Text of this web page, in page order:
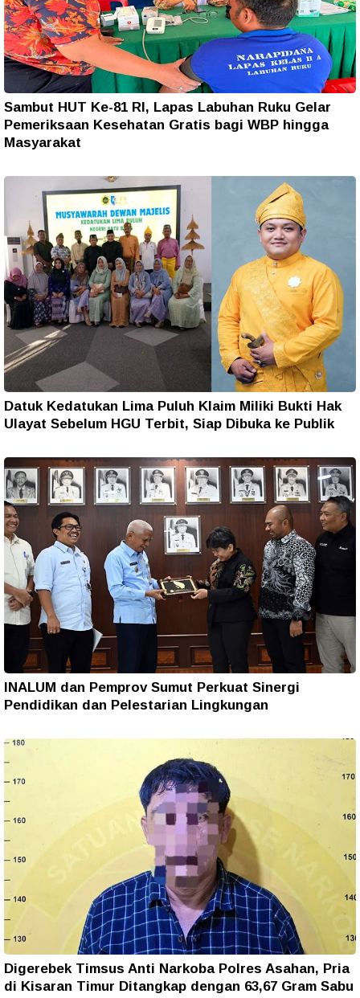
Sambut HUT Ke-81 RI, Lapas Labuhan Ruku Gelar
Pemeriksaan Kesehatan Gratis bagi WBP hingga
Masyarakat
Datuk Kedatukan Lima Puluh Klaim Miliki Bukti Hak
Ulayat Sebelum HGU Terbit, Siap Dibuka ke Publik
INALUM dan Pemprov Sumut Perkuat Sinergi
Pendidikan dan Pelestarian Lingkungan
Digerebek Timsus Anti Narkoba Polres Asahan, Pria
di Kisaran Timur Ditangkap dengan 63,67 Gram Sabu